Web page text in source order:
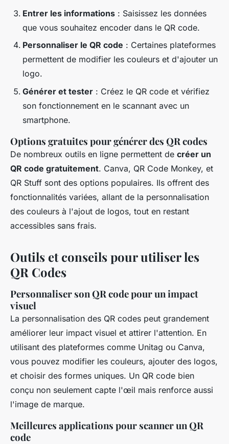
Entrer les informations : Saisissez les données
que vous souhaitez encoder dans le QR code.
Personnaliser le QR code : Certaines plateformes
permettent de modifier les couleurs et d'ajouter un
logo.
Générer et tester : Créez le QR code et vérifiez
son fonctionnement en le scannant avec un
smartphone.
Options gratuites pour générer des QR codes
De nombreux outils en ligne permettent de créer un
QR code gratuitement. Canva, QR Code Monkey, et
QR Stuff sont des options populaires. Ils offrent des
fonctionnalités variées, allant de la personnalisation
des couleurs à l'ajout de logos, tout en restant
accessibles sans frais.
Outils et conseils pour utiliser les
QR Codes
Personnaliser son QR code pour un impact
visuel
La personnalisation des QR codes peut grandement
améliorer leur impact visuel et attirer l'attention. En
utilisant des plateformes comme Unitag ou Canva,
vous pouvez modifier les couleurs, ajouter des logos,
et choisir des formes uniques. Un QR code bien
conçu non seulement capte l'œil mais renforce aussi
l'image de marque.
Meilleures applications pour scanner un QR
code